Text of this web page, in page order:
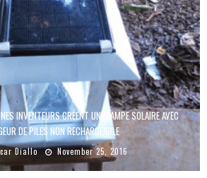
INVENTEURS CRÉENT UNE LAMPE SOLAIRE AVEC
DE PILES NON RECHARGEABLE
Diallo November 25, 2016